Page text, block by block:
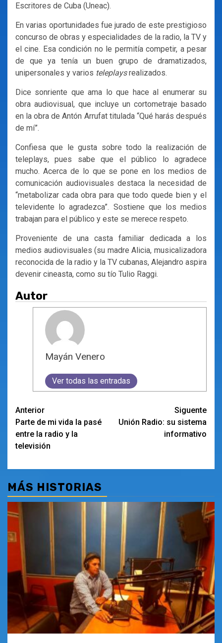
Escritores de Cuba (Uneac).
En varias oportunidades fue jurado de este prestigioso
concurso de obras y especialidades de la radio, la TV y
el cine. Esa condición no le permitía competir, a pesar
de que ya tenía un buen grupo de dramatizados,
unipersonales y varios teleplaysrealizados.
Dice sonriente que ama lo que hace al enumerar su
obra audiovisual, que incluye un cortometraje basado
en la obra de Antón Arrufat titulada “Qué harás después
de mí”.
Confiesa que le gusta sobre todo la realización de
teleplays, pues sabe que el público lo agradece
mucho. Acerca de lo que se pone en los medios de
comunicación audiovisuales destaca la necesidad de
“metabolizar cada obra para que todo quede bien y el
televidente lo agradezca”. Sostiene que los medios
trabajan para el público y este se merece respeto.
Proveniente de una casta familiar dedicada a los
medios audiovisuales (su madre Alicia, musicalizadora
reconocida de la radio y la TV cubanas, Alejandro aspira
devenir cineasta, como su tío Tulio Raggi.
Autor
Mayán Venero
Ver todas las entradas
Navegación
de
entradas
Anterior
Parte de mi vida la pasé
entre la radio y la
televisión
Siguente
Unión Radio: su sistema
informativo
MÁS HISTORIAS